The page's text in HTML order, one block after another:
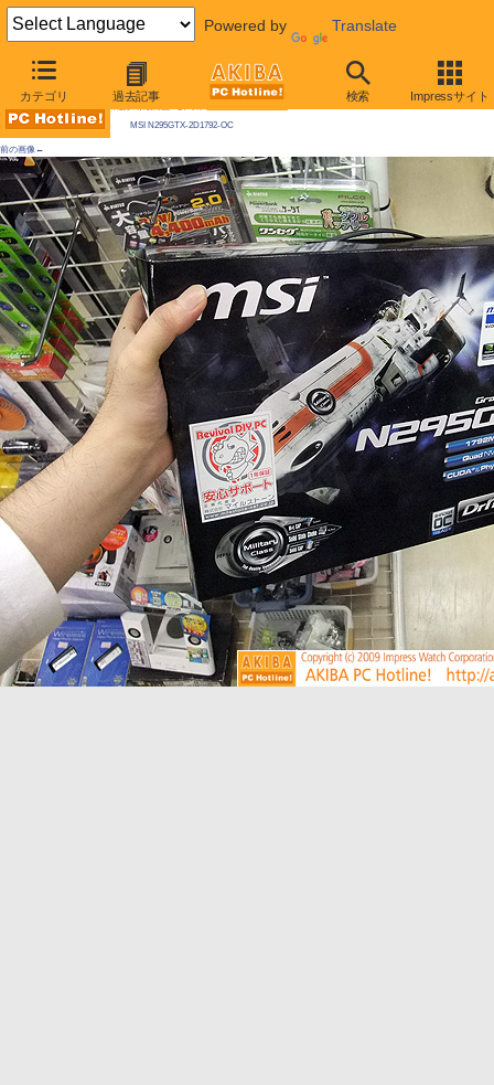
Powered by Translate
カテゴリ 過去記事 検索 Impressサイト
AKIBA PC Hotline! 2009年9月19日号
MSI N295GTX-2D1792-OC
前の画像←